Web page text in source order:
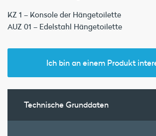
KZ 1 – Konsole der Hängetoilette
AUZ 01 – Edelstahl Hängetoilette
Ich bin an einem Produkt
Technische Grunddaten